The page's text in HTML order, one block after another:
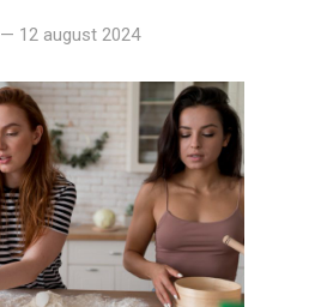
— 12 august 2024